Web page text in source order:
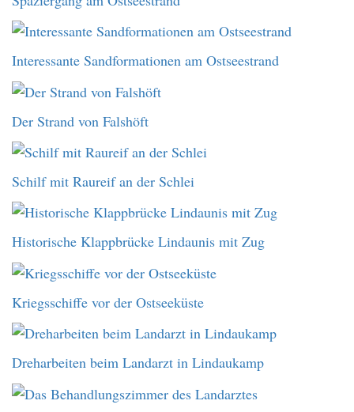
Interessante Sandformationen am Ostseestrand
Der Strand von Falshöft
Schilf mit Raureif an der Schlei
Historische Klappbrücke Lindaunis mit Zug
Kriegsschiffe vor der Ostseeküste
Dreharbeiten beim Landarzt in Lindaukamp